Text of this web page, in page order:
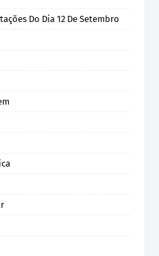
Do Dia 12 De Setembro